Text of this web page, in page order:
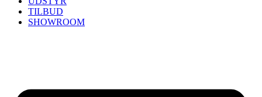
TILBUD
SHOWROOM